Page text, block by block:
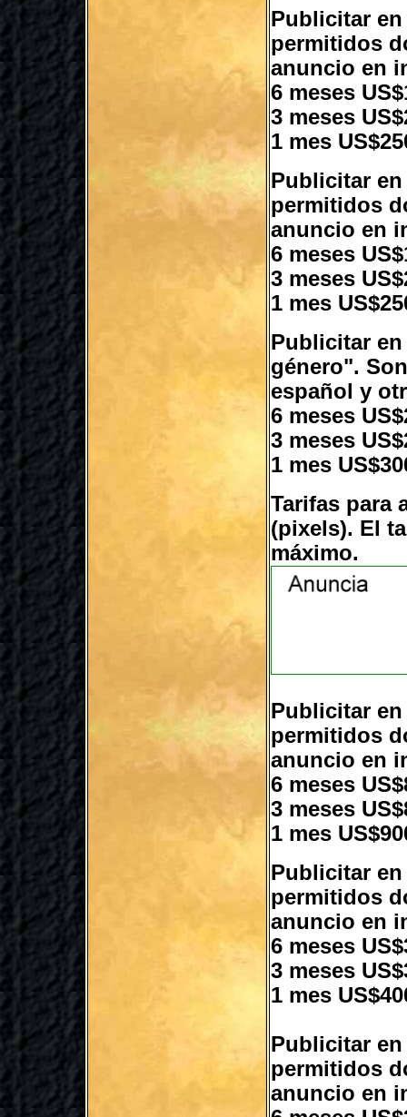
Publicitar
permitidos
anuncio en
6 meses
3 meses
1 mes
Publicitar
permitidos
anuncio en
6 meses
3 meses
1 mes
Publicitar
género".
español y
6 meses
3 meses
1 mes
Tarifas para
(pixels). El
máximo.
Publicitar
permitidos
anuncio en
6 meses
3 meses
1 mes
Publicitar
permitidos
anuncio en
6 meses
3 meses
1 mes
Publicitar
permitidos
anuncio en